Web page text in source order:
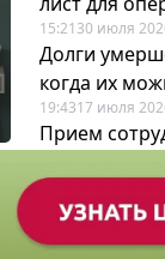
15:21 30 июля
Долги
когда их
19:4317 июля
Прием
12:28